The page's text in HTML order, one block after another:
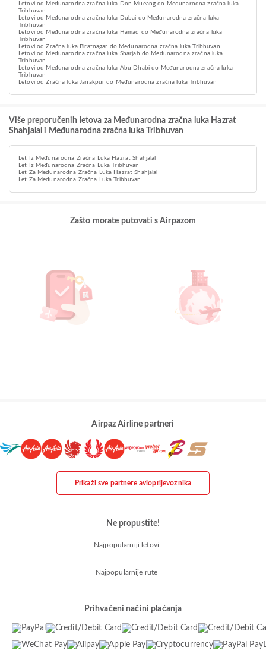
Letovi od Međunarodna zračna luka Don Mueang do Međunarodna zračna luka
Tribhuvan
Letovi od Međunarodna zračna luka Dubai do Međunarodna zračna luka
Tribhuvan
Letovi od Međunarodna zračna luka Hamad do Međunarodna zračna luka
Tribhuvan
Letovi od Zračna luka Biratnagar do Međunarodna zračna luka Tribhuvan
Letovi od Međunarodna zračna luka Sharjah do Međunarodna zračna luka
Tribhuvan
Letovi od Međunarodna zračna luka Abu Dhabi do Međunarodna zračna luka
Tribhuvan
Letovi od Zračna luka Janakpur do Međunarodna zračna luka Tribhuvan
Više preporučenih letova za Međunarodna zračna luka Hazrat
Shahjalal i Međunarodna zračna luka Tribhuvan
Let Iz Međunarodna Zračna Luka Hazrat Shahjalal
Let Iz Međunarodna Zračna Luka Tribhuvan
Let Za Međunarodna Zračna Luka Hazrat Shahjalal
Let Za Međunarodna Zračna Luka Tribhuvan
Zašto morate putovati s Airpazom
Airpaz Airline partneri
Prikaži sve partnere avioprijevoznika
Ne propustite!
Najpopularniji letovi
Najpopularnije rute
Prihvaćeni načini plaćanja